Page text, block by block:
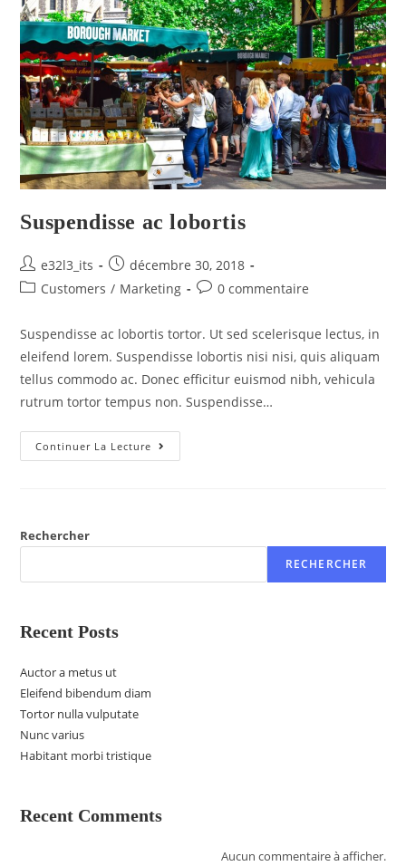
Suspendisse ac lobortis
e32l3_its
décembre 30, 2018
Customers / Marketing 0 commentaire
Suspendisse ac lobortis tortor. Ut sed scelerisque lectus, in
eleifend lorem. Suspendisse lobortis nisi nisi, quis aliquam
tellus commodo ac. Donec efficitur euismod nibh, vehicula
rutrum tortor tempus non. Suspendisse…
Continuer La Lecture
Rechercher
RECHERCHER
Recent Posts
Auctor a metus ut
Eleifend bibendum diam
Tortor nulla vulputate
Nunc varius
Habitant morbi tristique
Recent Comments
Aucun commentaire à afficher.